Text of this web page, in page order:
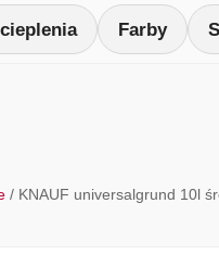
Farby
/ KNAUF universalgrund 10l